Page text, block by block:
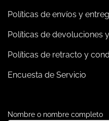
Políticas de envíos y
Políticas de devoluciones
Políticas de retracto y
Encuesta de Servicio
Nombre o nombre completo